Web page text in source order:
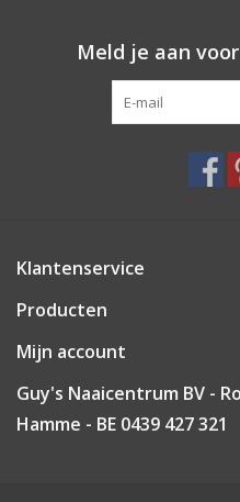
Meld je aan
Klantenservice
Producten
Mijn account
Guy's Naaicentrum BV -
Hamme - BE 0439 427 321